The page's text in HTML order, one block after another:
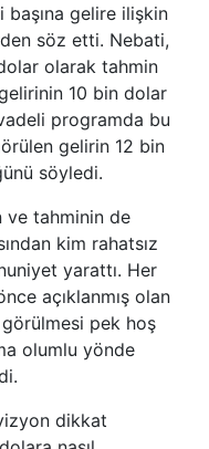
başına gelire ilişkin
söz etti. Nebati,
olarak tahmin
10 bin dolar
programda bu
gelirin 12 bin
söyledi.
ve tahminin de
kim rahatsız
yarattı. Her
açıklanmış olan
pek hoş
olumlu yönde
dikkat